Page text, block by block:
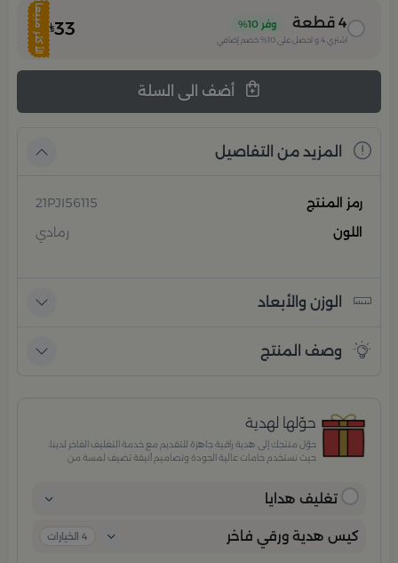
الأكثر مبيعا 4 قطعة وفر 10%
اشتري 4و احصل على 10% خصم إضافي 33
المزيد من التفاصيل
رمز المنتج
21PJI56115
اللون
رمادي
الوزن والأبعاد
وصف المنتج
حوّلها لهدية
حوّل منتجك إلى هدية راقية جاهزة للتقديم مع خدمة التغليف الفاخر لدينا،
حيث نستخدم خامات عالية الجودة وتصاميم أنيقة تضيف لمسة من
تغليف هدايا
كيس هدية ورقي فاخر 4 الخيارات